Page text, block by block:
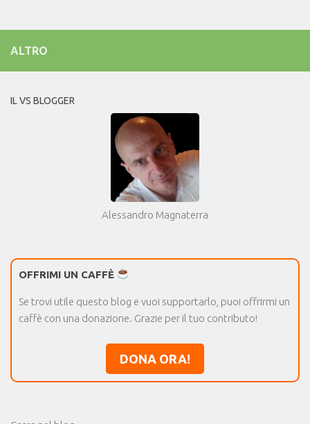
ALTRO
IL VS BLOGGER
Alessandro Magnaterra
OFFRIMI UN CAFFÈ
Se trovi utile questo blog e vuoi supportarlo, puoi offrirmi un
caffè con una donazione. Grazie per il tuo contributo!
DONA ORA!